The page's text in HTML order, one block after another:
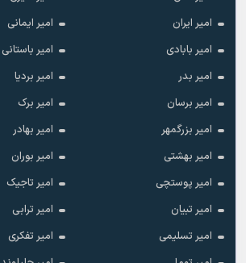
امیر ایران
امیر ایمانی
امیر بابادی
امیر باستانی
امیر بدر
امیر بردیا
امیر برسان
امیر برک
امیر بزرگمهر
امیر بهادر
امیر بهشتی
امیر بوران
امیر پوستچی
امیر تاجیک
امیر تبیان
امیر ترابی
امیر تسلیمی
امیر تفکری